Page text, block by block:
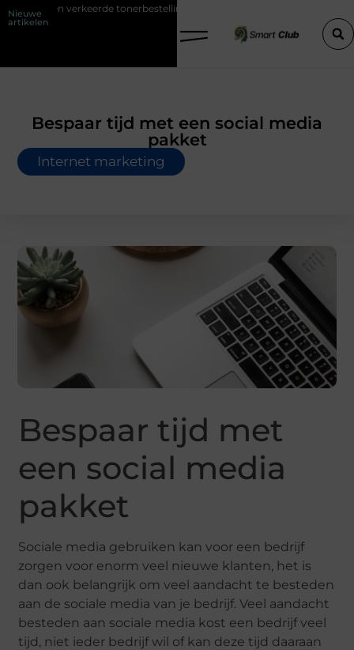
Nieuwe
artikelen
een verkeerde tonerbestelling bij HP printers
Bespaar tijd met een social media
pakket
Internet marketing
Bespaar tijd met
een social media
pakket
Sociale media gebruiken kan voor een bedrijf
zorgen voor enorm veel nieuwe klanten, het is
dan ook belangrijk om veel aandacht te besteden
aan de sociale media van je bedrijf. Veel aandacht
besteden aan sociale media kost een bedrijf veel
tijd, niet ieder bedrijf wil of kan deze tijd daaraan